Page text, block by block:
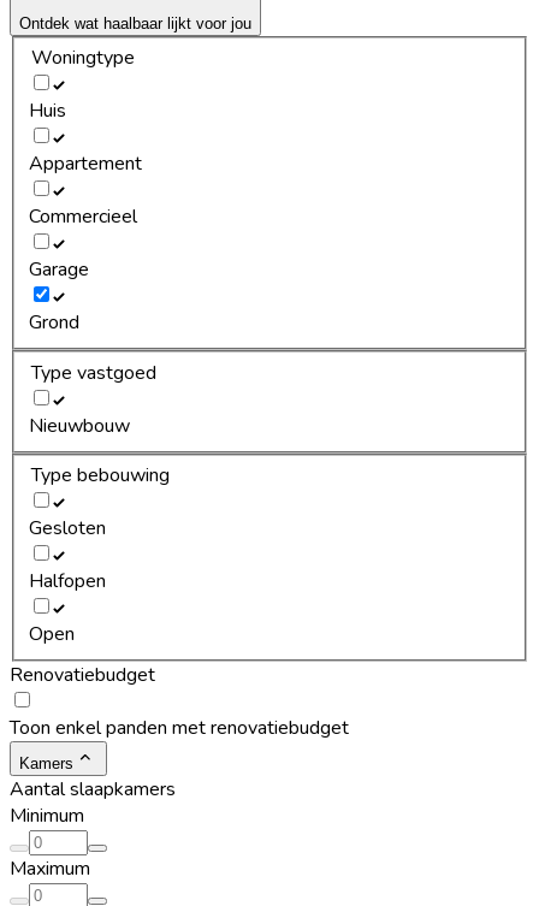
Ontdek wat haalbaar lijkt voor jou
Woningtype
Huis
Appartement
Commercieel
Garage
Grond
Type vastgoed
Nieuwbouw
Type bebouwing
Gesloten
Halfopen
Open
Renovatiebudget
Toon enkel panden met renovatiebudget
Kamers
Aantal slaapkamers
Minimum
Maximum